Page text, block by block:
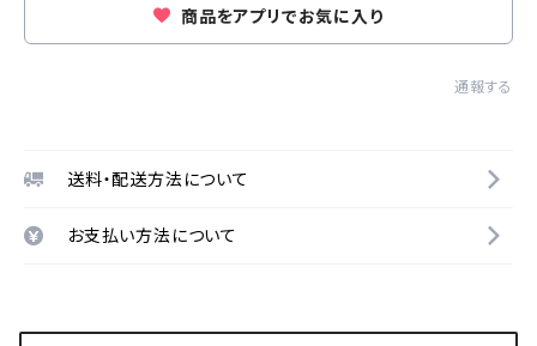
商品をアプリでお気に入り
通報する
送料・配送方法について
お支払い方法について